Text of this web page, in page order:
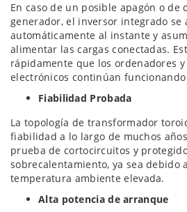
En caso de un posible apagón o de
generador, el inversor integrado se
automáticamente al instante y
alimentar las cargas conectadas.
rápidamente que los ordenadores
electrónicos continúan
Fiabilidad Probada
La topología de transformador
fiabilidad a lo largo de muchos
prueba de cortocircuitos y
sobrecalentamiento, ya sea debido
temperatura ambiente elevada.
Alta potencia de arranque